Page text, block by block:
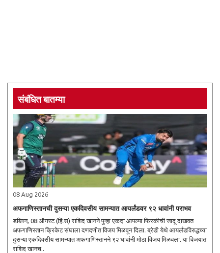
संबंधित बातम्या
08 Aug 2026
अफगाणिस्तानची दुसऱ्या एकदिवसीय सामन्यात आयर्लंडवर ९२ धावांनी पराभव
डब्लिन, 08 ऑगस्ट (हिं.स) राशिद खानने पुन्हा एकदा आपल्या फिरकीची जादू दाखवत
अफगाणिस्तान क्रिकेट संघाला दणदणीत विजय मिळवून दिला. ब्रेडी येथे आयर्लंडविरुद्धच्या
दुसऱ्या एकदिवसीय सामन्यात अफगाणिस्तानने ९२ धावांनी मोठा विजय मिळवला. या विजयात
राशिद खानच..